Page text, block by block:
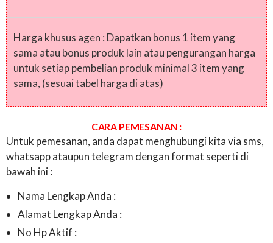
Harga khusus agen : Dapatkan bonus 1 item yang
sama atau bonus produk lain atau pengurangan harga
untuk setiap pembelian produk minimal 3 item yang
sama, (sesuai tabel harga di atas)
CARA PEMESANAN :
Untuk pemesanan, anda dapat menghubungi kita via sms,
whatsapp ataupun telegram dengan format seperti di
bawah ini :
Nama Lengkap Anda :
Alamat Lengkap Anda :
No Hp Aktif :